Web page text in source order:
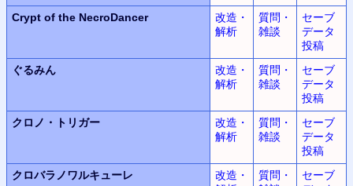
Crypt of the NecroDancer
改造・
解析
質問・
雑談
セーブ
データ
投稿
ぐるみん
改造・
解析
質問・
雑談
セーブ
データ
投稿
クロノ・トリガー
改造・
解析
質問・
雑談
セーブ
データ
投稿
クロバラノワルキューレ
改造・
質問・
セーブ